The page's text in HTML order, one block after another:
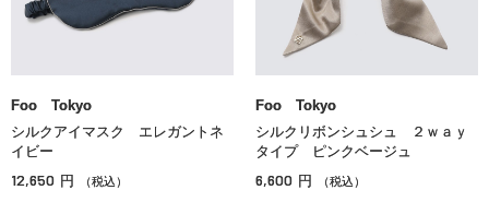
Foo Tokyo
シルクアイマスク エレガントネ
イビー
12,650 円 （税込）
Foo Tokyo
シルクリボンシュシュ ２ｗａｙ
タイプ ピンクベージュ
6,600 円 （税込）